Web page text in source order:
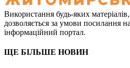
Використання будь-яких
дозволяється за умови
інформаційний портал.
ЩЕ БІЛЬШЕ НОВИН